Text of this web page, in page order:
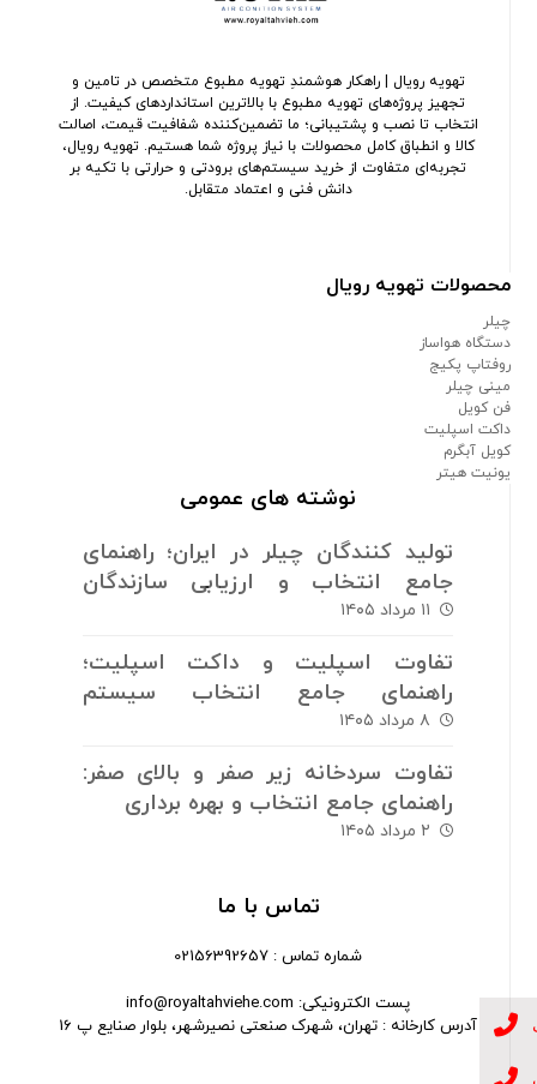
تهویه رویال | راهکار هوشمندِ تهویه مطبوع متخصص در تامین و
تجهیز پروژه‌های تهویه مطبوع با بالاترین استانداردهای کیفیت. از
انتخاب تا نصب و پشتیبانی؛ ما تضمین‌کننده شفافیت قیمت، اصالت
کالا و انطباق کامل محصولات با نیاز پروژه شما هستیم. تهویه رویال،
تجربه‌ای متفاوت از خرید سیستم‌های برودتی و حرارتی با تکیه بر
دانش فنی و اعتماد متقابل.
محصولات تهویه رویال
چیلر
دستگاه هواساز
روفتاپ پکیج
مینی چیلر
فن کویل
داکت اسپلیت
کویل آبگرم
یونیت هیتر
نوشته های عمومی
تولید کنندگان چیلر در ایران؛ راهنمای
جامع انتخاب و ارزیابی سازندگان
سیستم های برودتی
۱۱ مرداد ۱۴۰۵
تفاوت اسپلیت و داکت اسپلیت؛
راهنمای جامع انتخاب سیستم
سرمایش و گرمایش
۸ مرداد ۱۴۰۵
تفاوت سردخانه زیر صفر و بالای صفر:
راهنمای جامع انتخاب و بهره برداری
۲ مرداد ۱۴۰۵
تماس با ما
شماره تماس : 02156392657
پست الکترونیکی: info@royaltahviehe.com
آدرس کارخانه : تهران، شهرک صنعتی نصیرشهر، بلوار صنایع پ 16